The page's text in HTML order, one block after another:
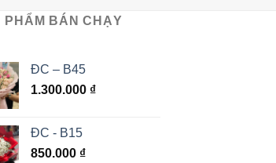
PHẨM BÁN CHẠY
ĐC – B45
1.300.000 ₫
ĐC - B15
850.000 ₫